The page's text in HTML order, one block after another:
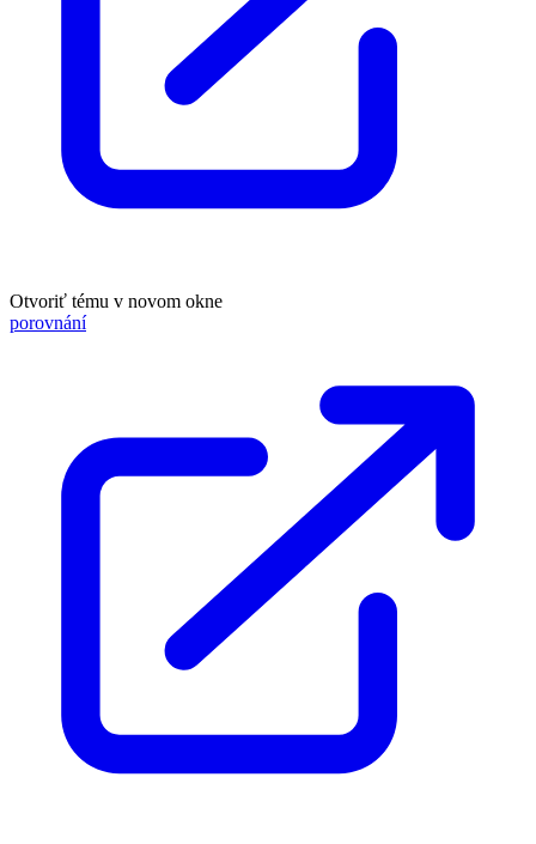
Otvoriť tému v novom okne
porovnání